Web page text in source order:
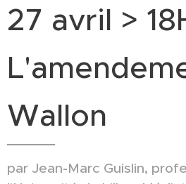
27 avril >
Wallon
par Jean-Marc Guislin,